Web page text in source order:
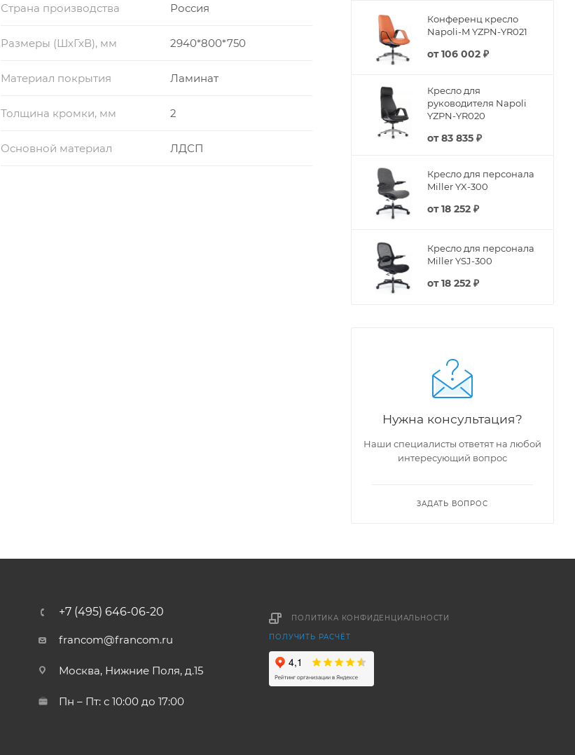
Страна производства Россия
Размеры (ШхГхВ), мм 2940*800*750
Материал покрытия Ламинат
Толщина кромки, мм 2
Основной материал ЛДСП
Конференц кресло
Napoli-M YZPN-YR021
от106 002 ₽
Кресло для
руководителя Napoli
YZPN-YR020
от83 835 ₽
Кресло для персонала
Miller YX-300
от18 252 ₽
Кресло для персонала
Miller YSJ-300
от18 252 ₽
Нужна консультация?
Наши специалисты ответят на любой
интересующий вопрос
ЗАДАТЬ ВОПРОС
+7 (495) 646-06-20
francom@francom.ru
Москва, Нижние Поля, д.15
Пн – Пт: с 10:00 до 17:00
ПОЛИТИКА КОНФИДЕНЦИАЛЬНОСТИ
ПОЛУЧИТЬ РАСЧЁТ